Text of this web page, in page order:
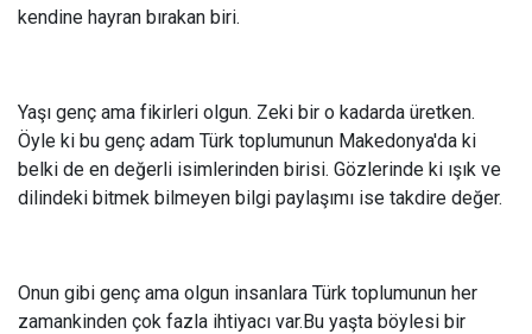
kendine hayran bırakan biri.
Yaşı genç ama fikirleri olgun. Zeki bir o kadarda üretken.
Öyle ki bu genç adam Türk toplumunun Makedonya'da ki
belki de en değerli isimlerinden birisi. Gözlerinde ki ışık ve
dilindeki bitmek bilmeyen bilgi paylaşımı ise takdire değer.
Onun gibi genç ama olgun insanlara Türk toplumunun her
zamankinden çok fazla ihtiyacı var.Bu yaşta böylesi bir